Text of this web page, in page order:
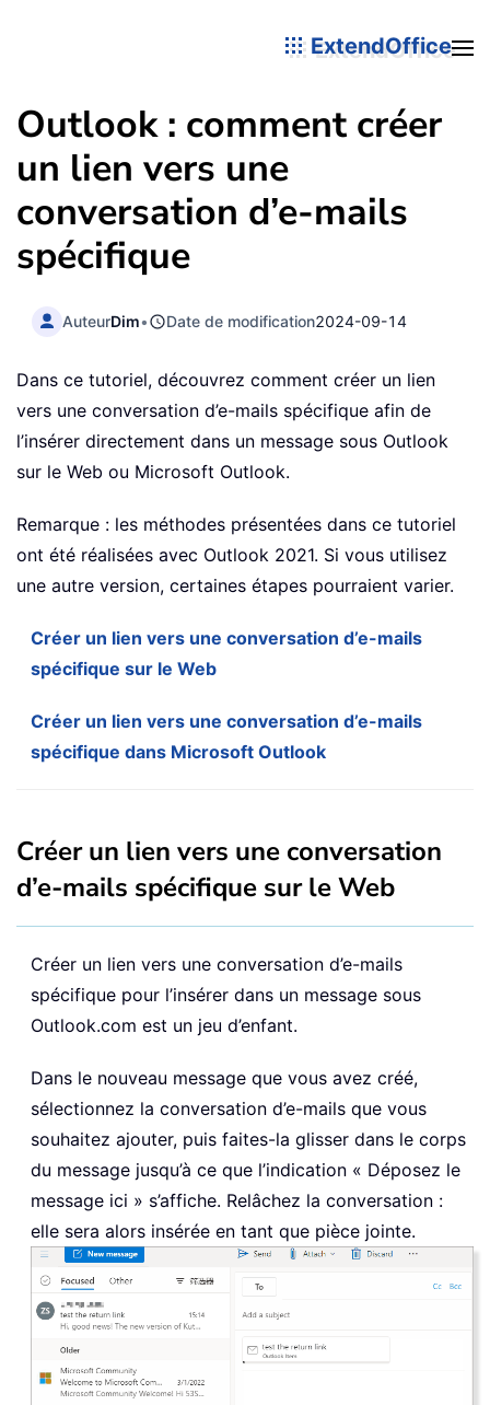
ExtendOffice
Outlook : comment créer
un lien vers une
conversation d’e-mails
spécifique
AuteurDim• Date de modification2024-09-14
Dans ce tutoriel, découvrez comment créer un lien
vers une conversation d’e-mails spécifique afin de
l’insérer directement dans un message sous Outlook
sur le Web ou Microsoft Outlook.
Remarque : les méthodes présentées dans ce tutoriel
ont été réalisées avec Outlook 2021. Si vous utilisez
une autre version, certaines étapes pourraient varier.
Créer un lien vers une conversation d’e-mails
spécifique sur le Web
Créer un lien vers une conversation d’e-mails
spécifique dans Microsoft Outlook
Créer un lien vers une conversation
d’e-mails spécifique sur le Web
Créer un lien vers une conversation d’e-mails
spécifique pour l’insérer dans un message sous
Outlook.com est un jeu d’enfant.
Dans le nouveau message que vous avez créé,
sélectionnez la conversation d’e-mails que vous
souhaitez ajouter, puis faites-la glisser dans le corps
du message jusqu’à ce que l’indication « Déposez le
message ici » s’affiche. Relâchez la conversation :
elle sera alors insérée en tant que pièce jointe.